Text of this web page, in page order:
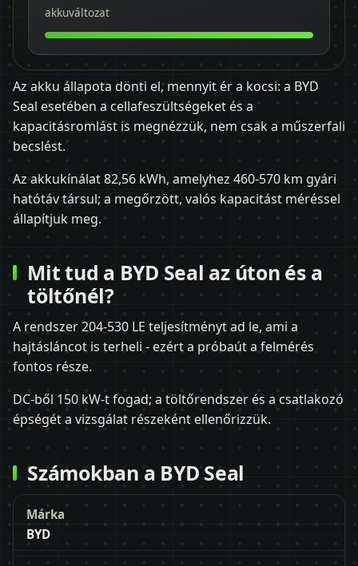
akkuváltozat
Az akku állapota dönti el, mennyit ér a kocsi: a BYD
Seal esetében a cellafeszültségeket és a
kapacitásromlást is megnézzük, nem csak a műszerfali
becslést.
Az akkukínálat 82,56 kWh, amelyhez 460-570 km gyári
hatótáv társul; a megőrzött, valós kapacitást méréssel
állapítjuk meg.
Mit tud a BYD Seal az úton és a
töltőnél?
A rendszer 204-530 LE teljesítményt ad le, ami a
hajtásláncot is terheli - ezért a próbaút a felmérés
fontos része.
DC-ből 150 kW-t fogad; a töltőrendszer és a csatlakozó
épségét a vizsgálat részeként ellenőrizzük.
Számokban a BYD Seal
Márka
BYD